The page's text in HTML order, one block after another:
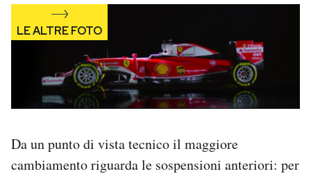
Da un punto di vista tecnico il maggiore
cambiamento riguarda le sospensioni anteriori: per